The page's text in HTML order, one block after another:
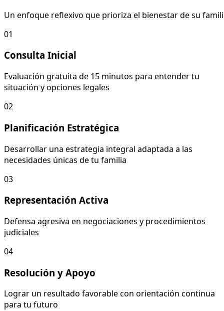
Un enfoque reflexivo que prioriza el bienestar de su
01
Consulta Inicial
Evaluación gratuita de 15 minutos para entender tu
situación y opciones legales
02
Planificación Estratégica
Desarrollar una estrategia integral adaptada a las
necesidades únicas de tu familia
03
Representación Activa
Defensa agresiva en negociaciones y procedimientos
judiciales
04
Resolución y Apoyo
Lograr un resultado favorable con orientación continua
para tu futuro